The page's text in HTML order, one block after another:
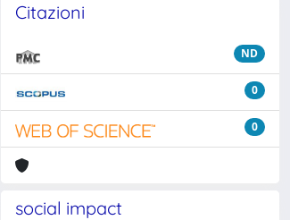
Citazioni
ND
0
0
social impact